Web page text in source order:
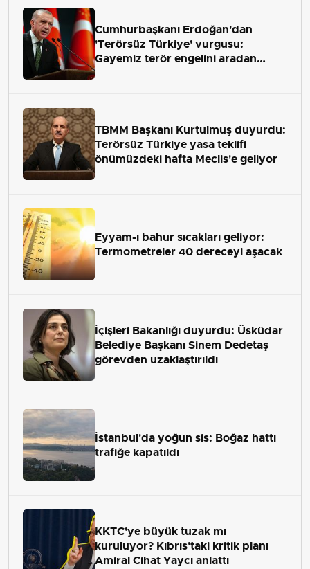
Cumhurbaşkanı Erdoğan'dan
'Terörsüz Türkiye' vurgusu:
Gayemiz terör engelini aradan
TBMM Başkanı Kurtulmuş duyurdu:
Terörsüz Türkiye yasa teklifi
önümüzdeki hafta Meclis'e geliyor
Eyyam-ı bahur sıcakları geliyor:
Termometreler 40 dereceyi aşacak
İçişleri Bakanlığı duyurdu: Üsküdar
Belediye Başkanı Sinem Dedetaş
görevden uzaklaştırıldı
İstanbul'da yoğun sis: Boğaz hattı
trafiğe kapatıldı
KKTC'ye büyük tuzak mı
kuruluyor? Kıbrıs'taki kritik planı
Amiral Cihat Yaycı anlattı